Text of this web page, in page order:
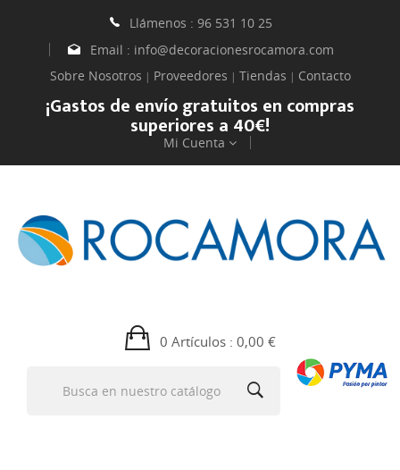
Llámenos : 96 531 10 25
Email : info@decoracionesrocamora.com
Sobre Nosotros | Proveedores | Tiendas | Contacto
¡Gastos de envío gratuitos en compras
superiores a 40€!
Mi Cuenta
0 Artículos: 0,00 €